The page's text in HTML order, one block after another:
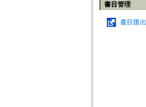
書目管理
書目匯出